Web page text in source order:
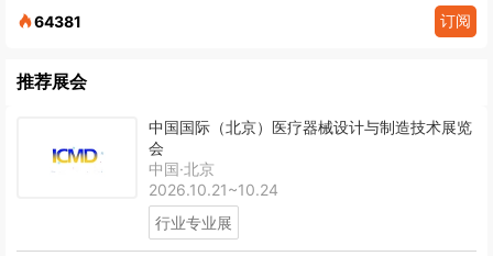
64381 订阅
推荐展会
中国国际（北京）医疗器械设计与制造技术展览
会
中国·北京
2026.10.21~10.24
行业专业展